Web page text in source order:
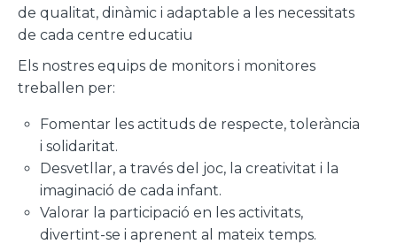
de qualitat, dinàmic i adaptable a les necessitats
de cada centre educatiu
Els nostres equips de monitors i monitores
treballen per:
Fomentar les actituds de respecte, tolerància
i solidaritat.
Desvetllar, a través del joc, la creativitat i la
imaginació de cada infant.
Valorar la participació en les activitats,
divertint-se i aprenent al mateix temps.